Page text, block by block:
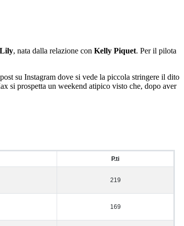
Lily, nata dalla relazione con Kelly Piquet. Per il pilota
su Instagram dove si vede la piccola stringere il dito
si prospetta un weekend atipico visto che, dopo aver